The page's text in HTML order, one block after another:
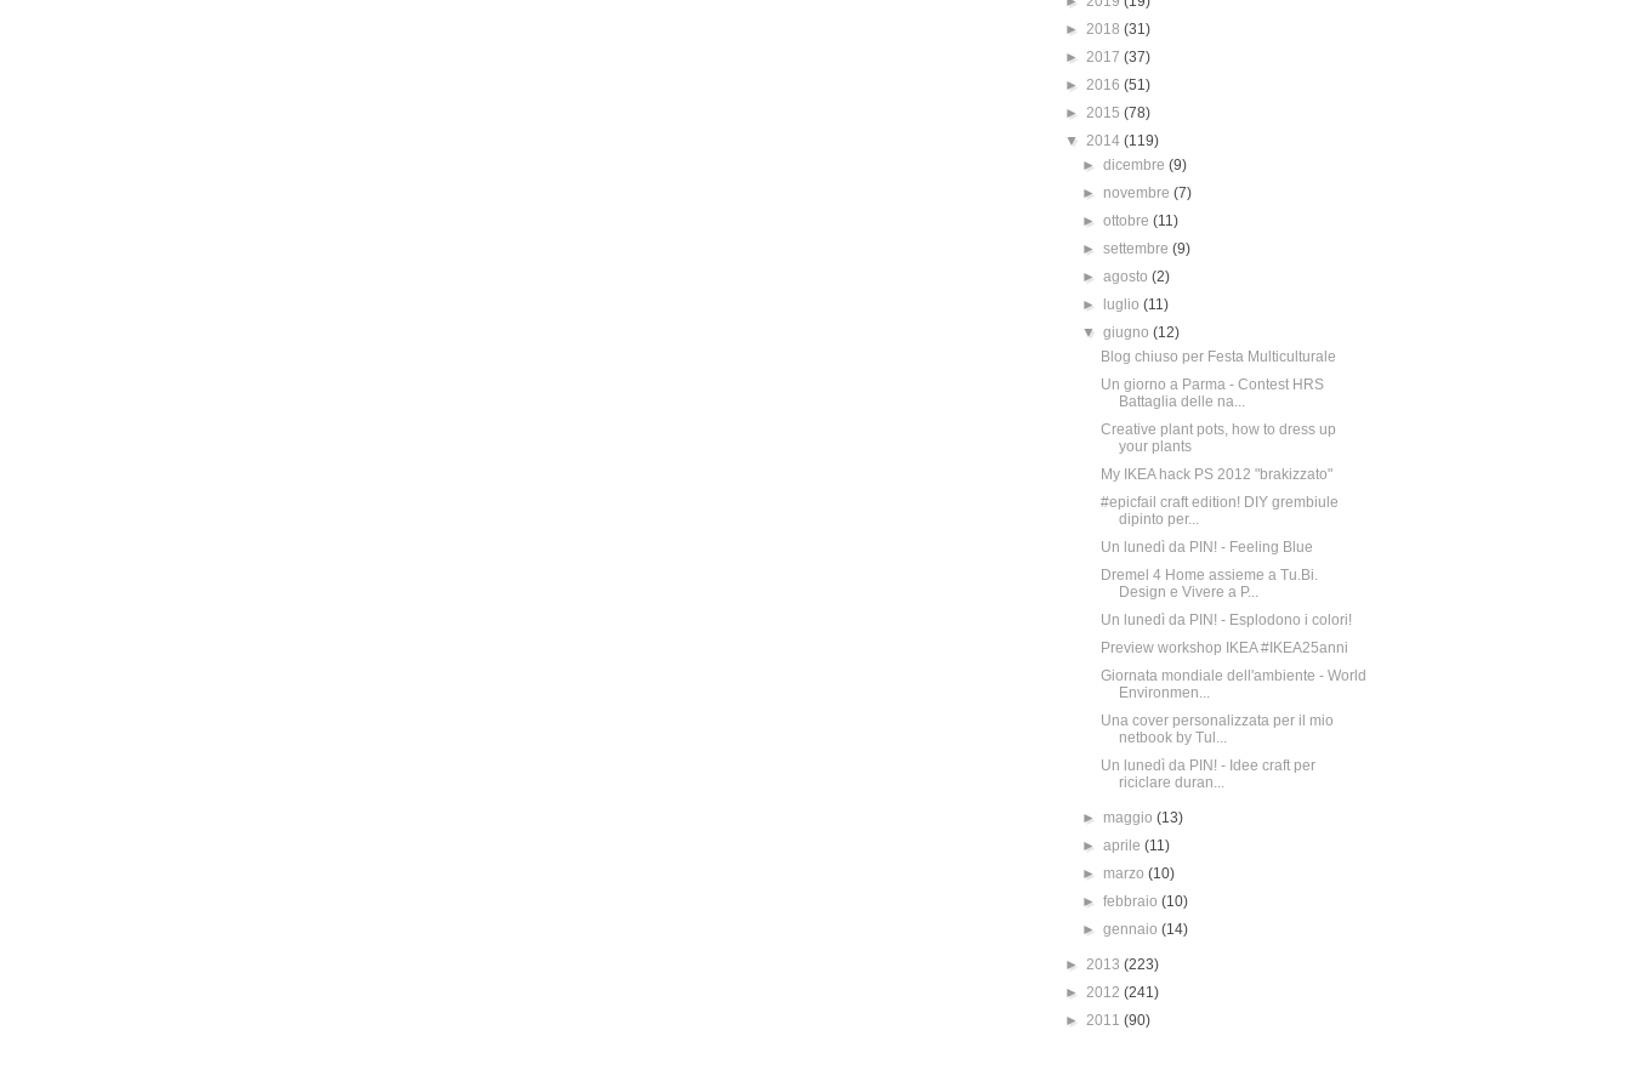
► 2018 (31)
► 2017 (37)
► 2016 (51)
► 2015 (78)
▼ 2014 (119)
►dicembre(9)
► novembre(7)
►ottobre(11)
►settembre(9)
►agosto(2)
►
luglio(11)
▼giugno(12)
Blog chiuso per Festa Multiculturale
Un giorno a Parma - Contest HRS
Battaglia delle na...
Creative plant pots, how to dress up
your plants
My IKEA hack PS 2012 "brakizzato"
#epicfail craft edition! DIY grembiule
dipinto per...
Un lunedì da PIN! - Feeling Blue
Dremel 4 Home assieme a Tu.Bi.
Design e Vivere a P...
Un lunedì da PIN! - Esplodono i colori!
Preview workshop IKEA #IKEA25anni
Giornata mondiale dell'ambiente - World
Environmen...
Una cover personalizzata per il mio
netbook by Tul...
Un lunedì da PIN! - Idee craft per
riciclare duran...
► maggio(13)
►aprile(11)
► marzo(10)
►febbraio(10)
►gennaio(14)
► 2013 (223)
► 2012 (241)
► 2011 (90)